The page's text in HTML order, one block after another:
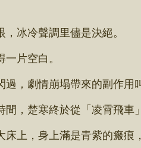
冰冷聲調里儘是決絕。
片空白。
劇情崩塌帶來的副作用
，楚寒終於從「凌霄飛車」
上，身上滿是青紫的瘢痕